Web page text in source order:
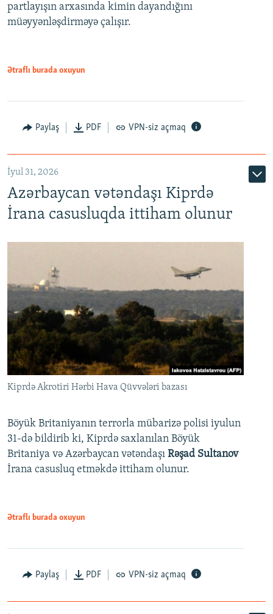
partlayışın arxasında kimin dayandığını
müəyyənləşdirməyə çalışır.
Ətraflı burada oxuyun
Paylaş PDF VPN-siz açmaq
İyul 31, 2026
Azərbaycan vətəndaşı Kiprdə
İrana casusluqda ittiham olunur
Kiprdə Akrotiri Hərbi Hava Qüvvələri bazası
Böyük Britaniyanın terrorla mübarizə polisi iyulun
31-də bildirib ki, Kiprdə saxlanılan Böyük
Britaniya və Azərbaycan vətəndaşı Rəşad Sultanov
İrana casusluq etməkdə ittiham olunur.
Ətraflı burada oxuyun
Paylaş PDF VPN-siz açmaq